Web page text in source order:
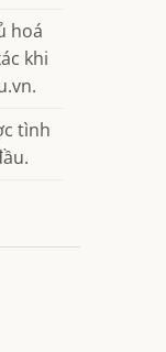
hoá
khi
tình